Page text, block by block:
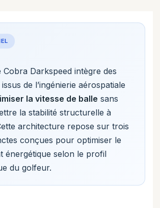
Cobra Darkspeed intègre des
de l’ingénierie aérospatiale
la vitesse de balle sans
la stabilité structurelle à
architecture repose sur trois
conçues pour optimiser le
énergétique selon le profil
du golfeur.